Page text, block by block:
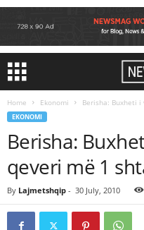
Home Ekonomi Berisha: Buxheti
EKONOMI
Berisha:
qeveri më 1
By Lajmetshqip - 30 July, 2010